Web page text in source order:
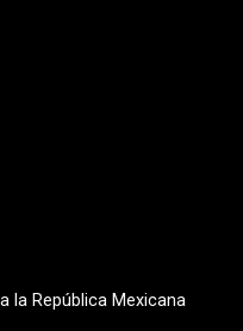
la República Mexicana